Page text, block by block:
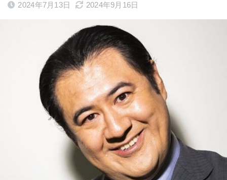
2024年7月13日 2024年9月16日